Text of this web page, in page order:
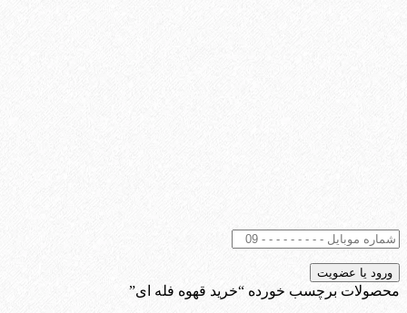
محصولات برچسب خورده “خرید قهوه فله ای”